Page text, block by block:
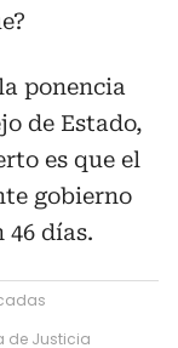
ponencia
de Estado,
es que el
gobierno
46 días.
de Justicia